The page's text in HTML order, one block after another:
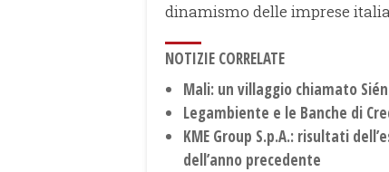
dinamismo delle imprese
NOTIZIE CORRELATE
Mali: un villaggio chiamato
Legambiente e le Banche di
KME Group S.p.A.: risultati
dell’anno precedente